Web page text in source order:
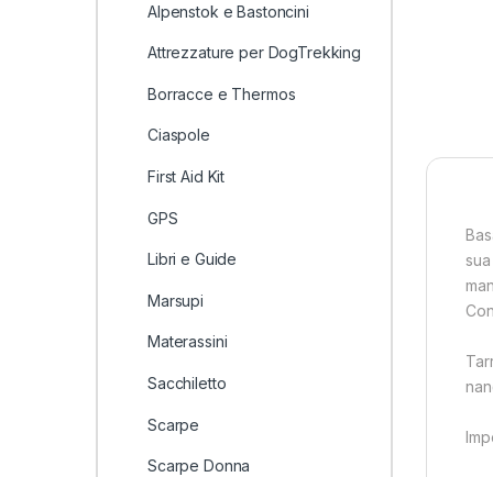
Alpenstok e Bastoncini
Attrezzature per DogTrekking
Borracce e Thermos
Ciaspole
First Aid Kit
GPS
Libri e Guide
Marsupi
Materassini
Sacchiletto
Scarpe
Scarpe Donna